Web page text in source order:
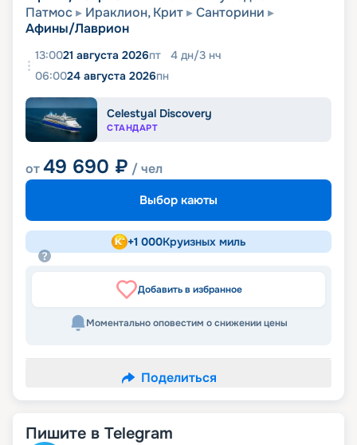
Патмос
Ираклион, Крит
Санторини
Афины/Лаврион
13:0021 августа 2026пт 4 дн/3 нч
06:0024 августа 2026пн
Celestyal Discovery
СТАНДАРТ
от49 690 ₽ / чел
Выбор каюты
+1 000Круизных миль
Добавить в избранное
Моментально оповестим о снижении цены
Поделиться
Пишите в Telegram